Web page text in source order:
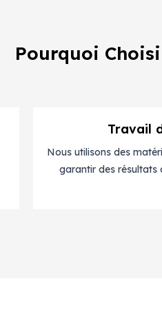
Pourquoi
Travail
Nous utilisons des
garantir des résultats